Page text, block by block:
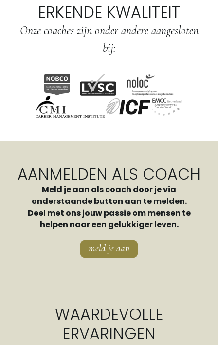
ERKENDE KWALITEIT
Onze coaches zijn onder andere aangesloten
bij:
AANMELDEN ALS COACH
Meld je aan als coach door je via
onderstaande button aan te melden.
Deel met ons jouw passie om mensen te
helpen naar een gelukkiger leven.
meld je aan
WAARDEVOLLE
ERVARINGEN